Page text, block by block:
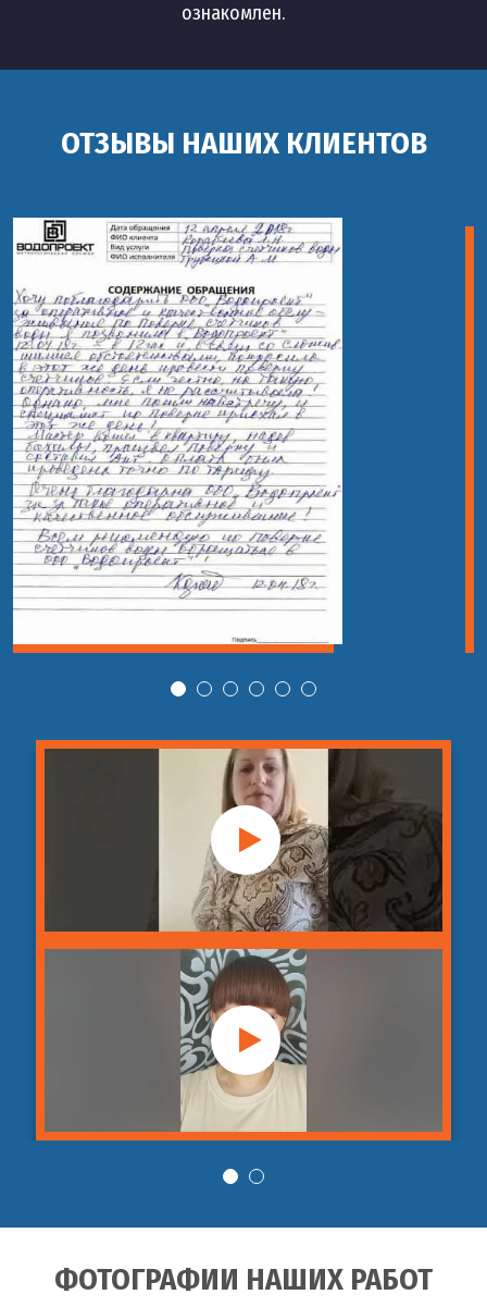
ознакомлен.
ОТЗЫВЫ НАШИХ КЛИЕНТОВ
ФОТОГРАФИИ НАШИХ РАБОТ